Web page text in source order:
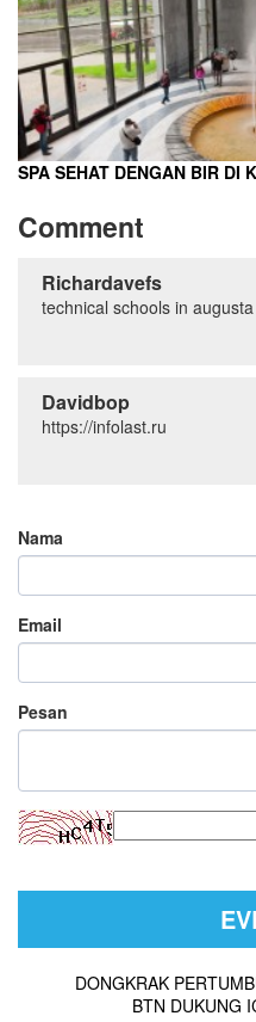
SPA SEHAT DENGAN BIR DI
Comment
Richardavefs
technical schools in
Davidbop
https://infolast.ru
Nama
Email
Pesan
DONGKRAK
BTN DUKUNG